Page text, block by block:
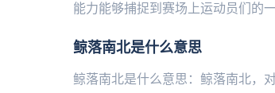
能力能够捕捉到赛场上运动员们的
鲸落南北是什么意思
鲸落南北是什么意思：鲸落南北，